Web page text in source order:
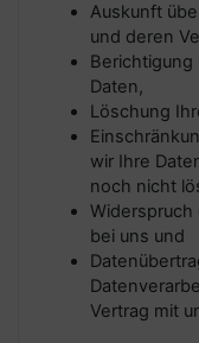
Auskunft
und deren
Daten,
Löschung
wir Ihre
noch nicht
Widerspruch
bei uns und
Vertrag mit